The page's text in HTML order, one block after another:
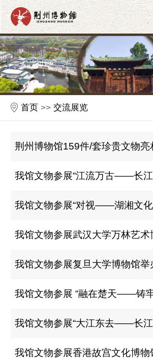
首页 >>交流展览
我馆文物参展“大江东去——长江